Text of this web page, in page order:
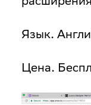
Язык.
Цена.